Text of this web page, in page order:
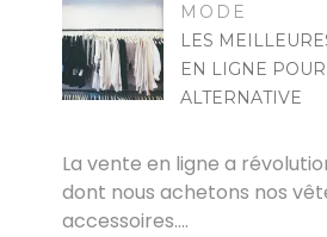
MODE
LES
EN LIGNE
ALTERNATIVE
La vente en ligne a
dont nous achetons nos
accessoires.…